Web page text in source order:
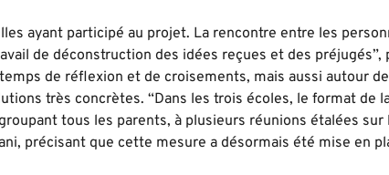
ayant participé au projet. La rencontre entre les
de déconstruction des idées reçues et des préjugés”,
de réflexion et de croisements, mais aussi autour
très concrètes. “Dans les trois écoles, le format de
tous les parents, à plusieurs réunions étalées
précisant que cette mesure a désormais été mise en